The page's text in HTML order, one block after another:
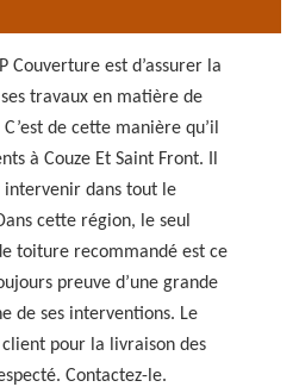
Couverture est d’assurer la
travaux en matière de
de cette manière qu’il
à Couze Et Saint Front. Il
dans tout le
cette région, le seul
toiture recommandé est ce
preuve d’une grande
de ses interventions. Le
pour la livraison des
Contactez-le.